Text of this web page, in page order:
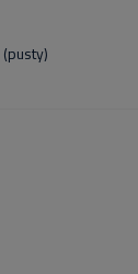
(pusty)